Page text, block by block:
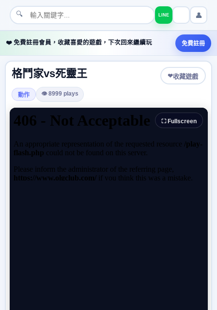
🔍 LINE 👤
❤️ 免費註冊會員，收藏喜愛的遊戲，下次回來繼續玩 免費註冊
格鬥家vs死靈王 ❤收藏遊戲
動作 👁 8999 plays
⛶ Fullscreen